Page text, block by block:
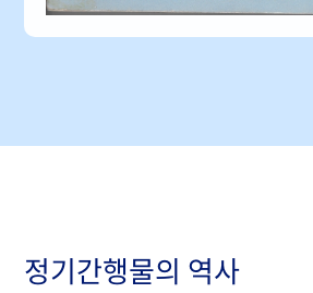
정기간행물의 역사